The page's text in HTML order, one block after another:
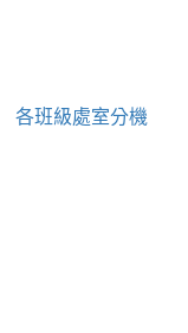
各班級處室分機